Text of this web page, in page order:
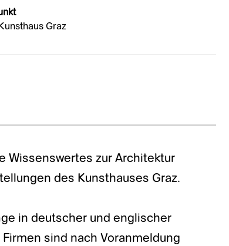
Graz
Wissenswertes zur Architektur
des Kunsthauses Graz.
in deutscher und englischer
sind nach Voranmeldung